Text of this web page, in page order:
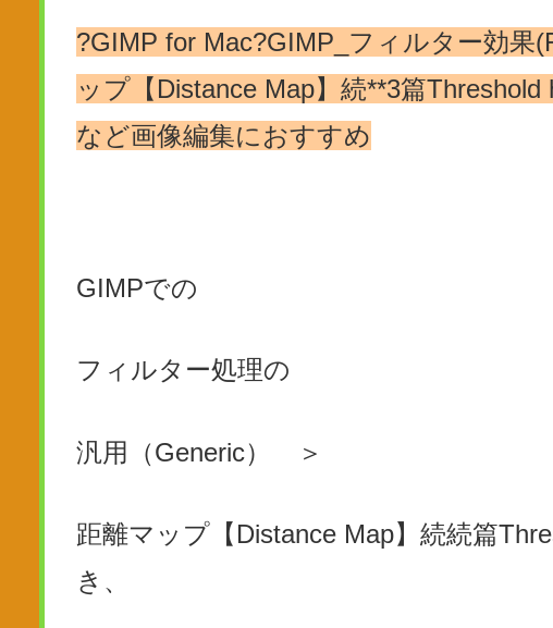
?GIMP for Mac?GIMP_フィルター効果
ップ【Distance Map】続**3篇
など画像編集におすすめ
GIMPでの
フィルター処理の
汎用（Generic） ＞
距離マップ【Distance Map】続続篇
き、